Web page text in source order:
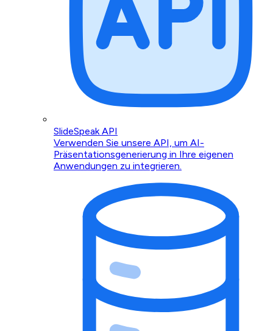
SlideSpeak API
Verwenden Sie unsere API, um AI-
Präsentationsgenerierung in Ihre eigenen
Anwendungen zu integrieren.